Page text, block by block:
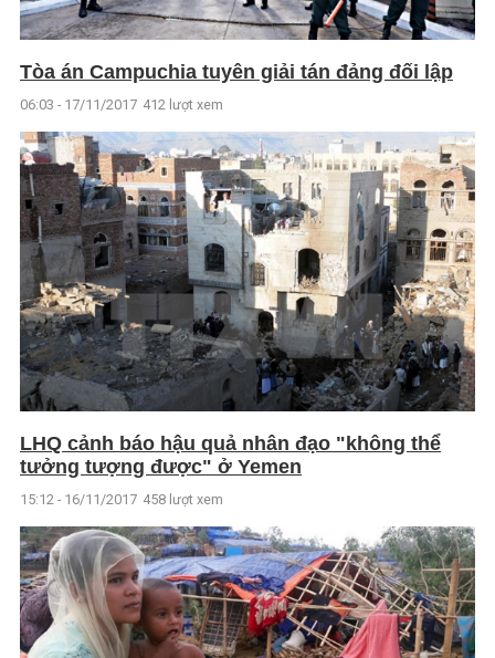
Tòa án Campuchia tuyên giải tán đảng đối lập
06:03 - 17/11/2017 412 lượt xem
LHQ cảnh báo hậu quả nhân đạo "không thể
tưởng tượng được" ở Yemen
15:12 - 16/11/2017 458 lượt xem